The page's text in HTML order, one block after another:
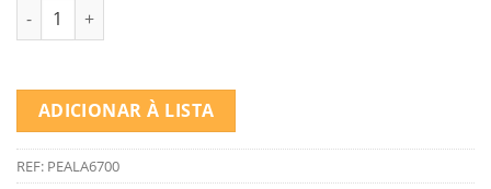
Quantidade de NUTRA MAX BASE FLOCOS PX TROPICAIS
ADICIONAR À LISTA
REF: PEALA6700